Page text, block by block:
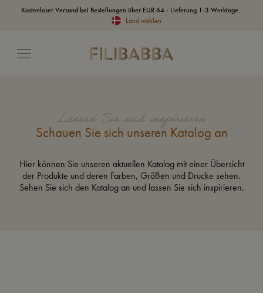
Kostenloser Versand bei Bestellungen über EUR 64 - Lieferung 1-3 Werktage..
Land wählen
Lassen Sie sich inspirieren
Schauen Sie sich unseren Katalog an
Hier können Sie unseren aktuellen Katalog mit einer Übersicht
der Produkte und deren Farben, Größen und Drucke sehen.
Sehen Sie sich den Katalog an und lassen Sie sich inspirieren.